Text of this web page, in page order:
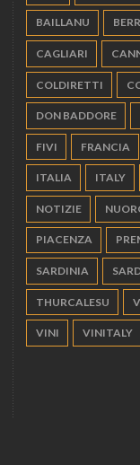
BAILLANU
CAGLIARI
COLDIRETTI
DON BADDORE
FIVI FRANCIA
ITALIA ITALY
NOTIZIE
PIACENZA
SARDINIA
THURCALESU
VINI VINITALY